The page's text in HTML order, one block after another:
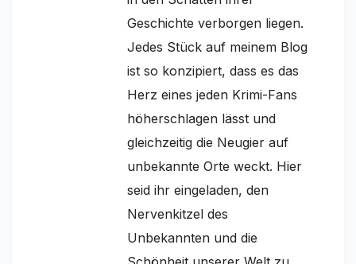
Geschichte verborgen liegen.
Jedes Stück auf meinem Blog
ist so konzipiert, dass es das
Herz eines jeden Krimi-Fans
höherschlagen lässt und
gleichzeitig die Neugier auf
unbekannte Orte weckt. Hier
seid ihr eingeladen, den
Nervenkitzel des
Unbekannten und die